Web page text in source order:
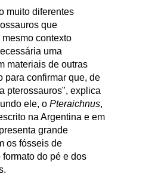
muito diferentes
que
contexto
uma
materiais de outras
para confirmar que, de
pterossauros", explica
ele, o Pteraichnus,
na Argentina e em
grande
os fósseis de
do pé e dos